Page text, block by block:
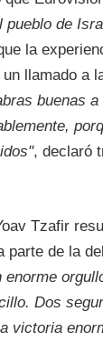
pueblo de
la
llamado a
buenas a
, declaró
Tzafir
parte de la
enorme
Dos
victoria